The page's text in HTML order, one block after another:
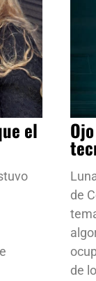
el
de
de